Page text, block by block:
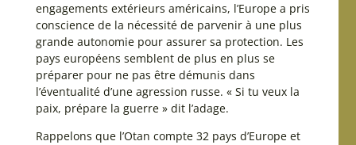
engagements extérieurs américains, l’Europe a pris
conscience de la nécessité de parvenir à une plus
grande autonomie pour assurer sa protection. Les
pays européens semblent de plus en plus se
préparer pour ne pas être démunis dans
l’éventualité d’une agression russe. « Si tu veux la
paix, prépare la guerre » dit l’adage.
Rappelons que l’Otan compte 32 pays d’Europe et